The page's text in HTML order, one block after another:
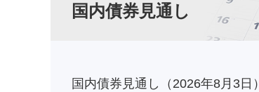
国内債券見通し
国内債券見通し（2026年8月3日）